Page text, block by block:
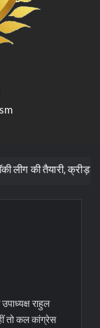
क्रीड़ा प्रोत्साहन
राहुल
तो कल कांग्रेस